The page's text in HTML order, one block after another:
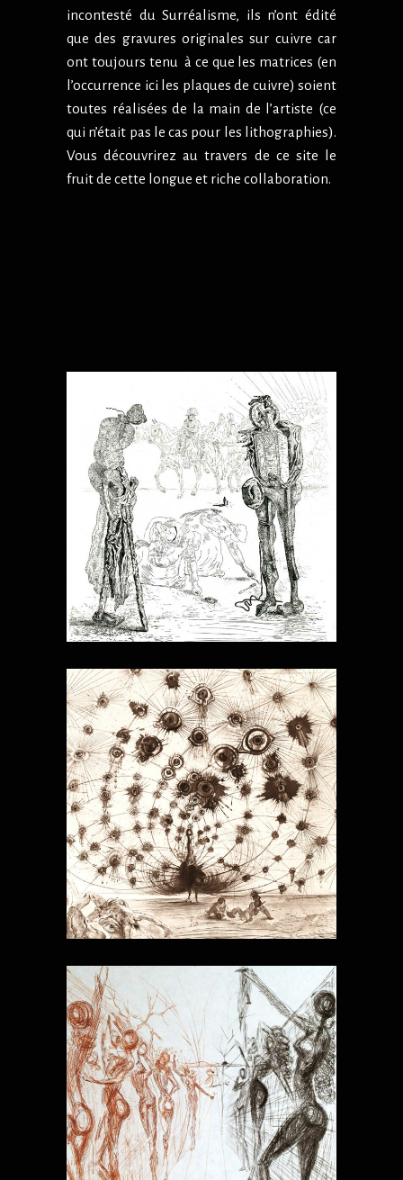
incontesté du Surréalisme, ils n’ont édité
que des gravures originales sur cuivre car
ont toujours tenu à ce que les matrices (en
l’occurrence ici les plaques de cuivre) soient
toutes réalisées de la main de l’artiste (ce
qui n’était pas le cas pour les lithographies).
Vous découvrirez au travers de ce site le
fruit de cette longue et riche collaboration.
MALDOROR
LA MYTHOLOGIE
HIPPIES